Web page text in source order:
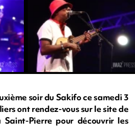
soir du Sakifo ce samedi 3
ont rendez-vous sur le site de
Saint-Pierre pour découvrir les